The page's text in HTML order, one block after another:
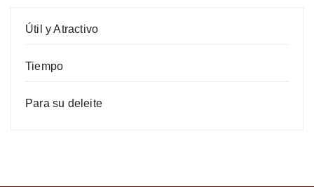
Útil y Atractivo
Tiempo
Para su deleite